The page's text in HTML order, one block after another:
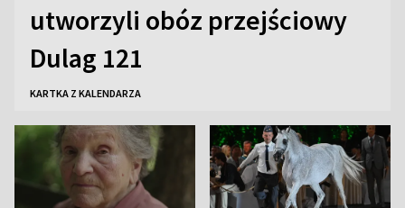
utworzyli obóz przejściowy
Dulag 121
KARTKA Z KALENDARZA